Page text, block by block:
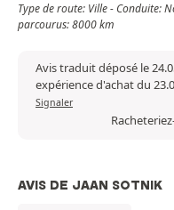
Type de route: Ville - Conduite:
parcourus: 8000 km
Avis traduit déposé le
expérience d'achat du
Signaler
AVIS DE JAAN SOTNIK